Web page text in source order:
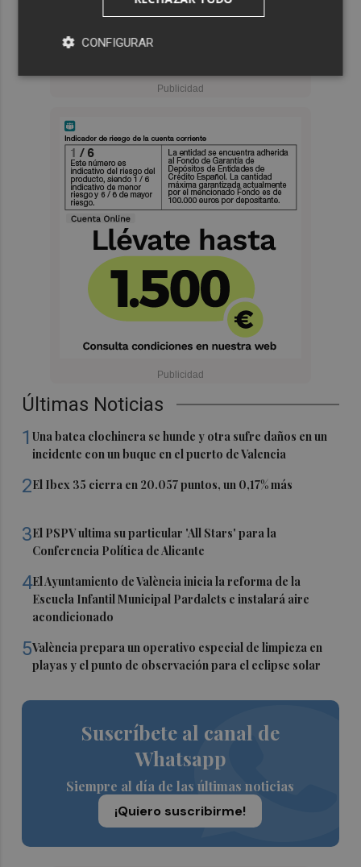
Últimas Noticias
1Una batea clochinera se hunde y otra sufre daños en un
incidente con un buque en el puerto de Valencia
2El Ibex 35 cierra en 20.057 puntos, un 0,17% más
3El PSPV ultima su particular 'All Stars' para la
Conferencia Política de Alicante
4El Ayuntamiento de València inicia la reforma de la
Escuela Infantil Municipal Pardalets e instalará aire
acondicionado
5València prepara un operativo especial de limpieza en
playas y el punto de observación para el eclipse solar
Suscríbete al canal de
Whatsapp
Siempre al día de las últimas noticias
¡Quiero suscribirme!
CONFIGURAR